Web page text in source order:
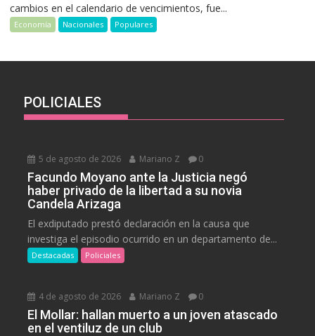
cambios en el calendario de vencimientos, fue...
Economía Nacionales Populares
POLICIALES
5 de agosto de 2026 Mariano Z 0
Facundo Moyano ante la Justicia negó
haber privado de la libertad a su novia
Candela Arizaga
El exdiputado prestó declaración en la causa que
investiga el episodio ocurrido en un departamento de...
Destacadas Policiales
4 de agosto de 2026 Mariano Z 0
El Mollar: hallan muerto a un joven atascado
en el ventiluz de un club